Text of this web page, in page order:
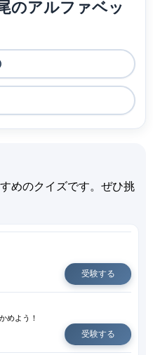
のアルファベッ
めのクイズです。ぜひ挑
受験する
めよう！
受験する